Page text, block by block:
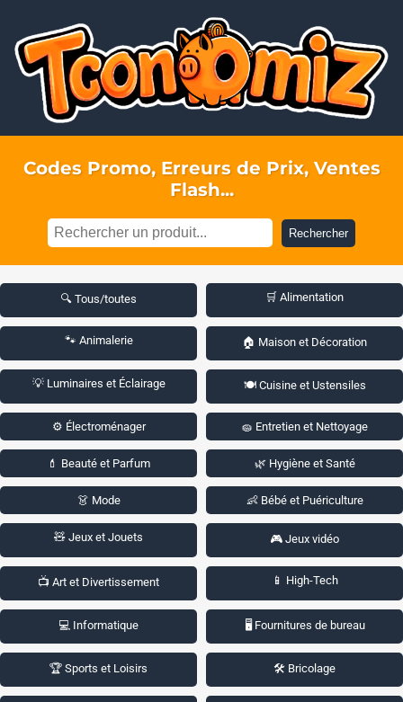
Codes Promo, Erreurs de Prix, Ventes
Flash...
Rechercher
🔍 Tous/toutes 🛒 Alimentation
🐾 Animalerie 🏠 Maison et Décoration
💡 Luminaires et Éclairage 🍽️ Cuisine et Ustensiles
⚙️ Électroménager 🧽 Entretien et Nettoyage
💄 Beauté et Parfum 🌿 Hygiène et Santé
👗 Mode 👶 Bébé et Puériculture
🧸 Jeux et Jouets 🎮 Jeux vidéo
📺 Art et Divertissement 📱 High-Tech
💻 Informatique 🖥️ Fournitures de bureau
🏆 Sports et Loisirs 🛠️ Bricolage